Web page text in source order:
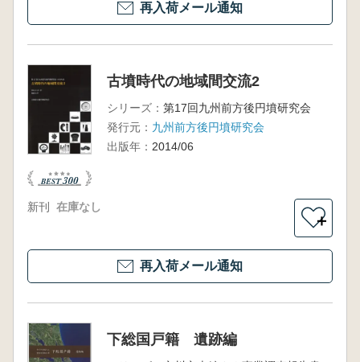
再入荷メール通知
古墳時代の地域間交流2
シリーズ： 第17回九州前方後円墳研究会
発行元： 九州前方後円墳研究会
出版年： 2014/06
新刊 在庫なし
＋
再入荷メール通知
下総国戸籍 遺跡編